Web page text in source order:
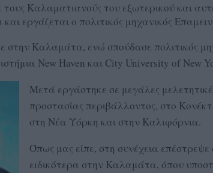
τους Καλαματιανούς του εξωτερικού και
και εργάζεται ο πολιτικός μηχανικός
στην Καλαμάτα, ενώ σπούδασε πολιτικός
New Haven και City University of New
Μετά εργάστηκε σε μεγάλες
προστασίας περιβάλλοντος, στο
στη Νέα Υόρκη και στην Καλιφόρνια.
Όπως μας είπε, στη συνέχεια
ειδικότερα στην Καλαμάτα, όπου